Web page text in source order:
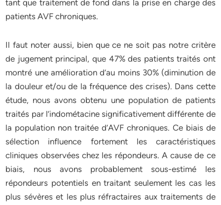
tant que traitement de fond dans la prise en charge des
patients AVF chroniques.
Il faut noter aussi, bien que ce ne soit pas notre critère
de jugement principal, que 47% des patients traités ont
montré une amélioration d’au moins 30% (diminution de
la douleur et/ou de la fréquence des crises). Dans cette
étude, nous avons obtenu une population de patients
traités par l’indométacine significativement différente de
la population non traitée d’AVF chroniques. Ce biais de
sélection influence fortement les caractéristiques
cliniques observées chez les répondeurs. A cause de ce
biais, nous avons probablement sous-estimé les
répondeurs potentiels en traitant seulement les cas les
plus sévères et les plus réfractaires aux traitements de